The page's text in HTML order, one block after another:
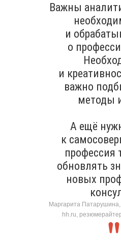
Важны
и
о
и
важно
методы
А ещё
к
профессия
обновлять
новых
Маргарита Патарушина,
hh.ru,